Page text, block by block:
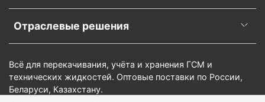
Отраслевые решения
Всё для перекачивания, учёта и хранения ГСМ и
технических жидкостей. Оптовые поставки по России,
Беларуси, Казахстану.